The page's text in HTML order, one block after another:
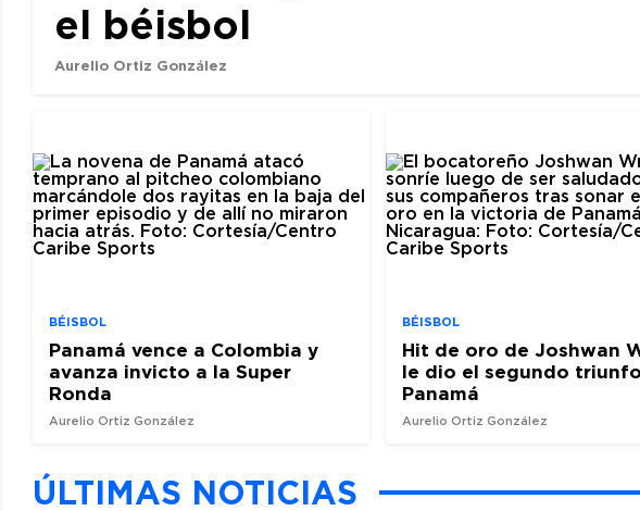
el béisbol
Aurelio Ortiz González
BÉISBOL
Panamá vence a Colombia y
avanza invicto a la Super
Ronda
Aurelio Ortiz González
BÉISBOL
Hit de oro de Joshwan
le dio el segundo
Panamá
Aurelio Ortiz González
ÚLTIMAS NOTICIAS